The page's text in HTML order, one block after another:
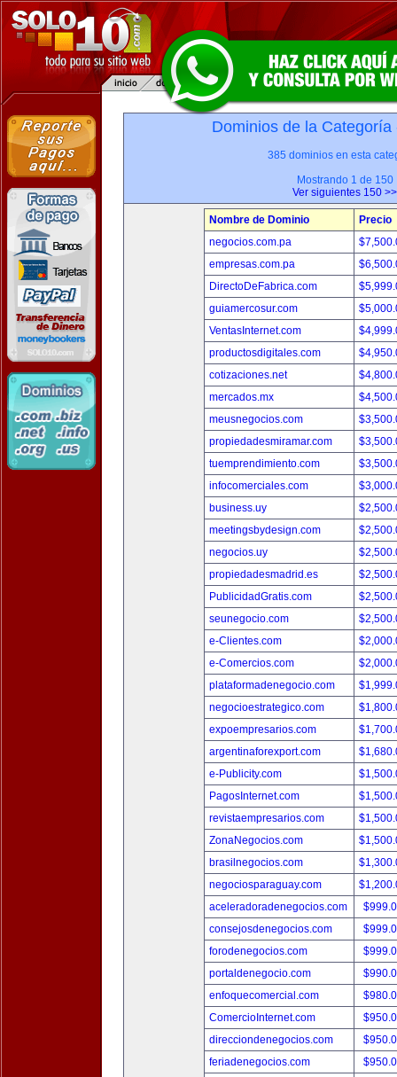
Dominios de la
385 dominios en esta
Mostrando 1 de 150
Ver siguientes 150 >>
Nombre de Dominio
Precio
negocios.com.pa
empresas.com.pa
DirectoDeFabrica.com
guiamercosur.com
VentasInternet.com
productosdigitales.com
cotizaciones.net
mercados.mx
meusnegocios.com
propiedadesmiramar.com
tuemprendimiento.com
infocomerciales.com
business.uy
meetingsbydesign.com
negocios.uy
propiedadesmadrid.es
PublicidadGratis.com
seunegocio.com
e-Clientes.com
e-Comercios.com
plataformadenegocio.com
negocioestrategico.com
expoempresarios.com
argentinaforexport.com
e-Publicity.com
PagosInternet.com
revistaempresarios.com
ZonaNegocios.com
brasilnegocios.com
negociosparaguay.com
aceleradoradenegocios.com
consejosdenegocios.com
forodenegocios.com
portaldenegocio.com
enfoquecomercial.com
ComercioInternet.com
direcciondenegocios.com
feriadenegocios.com